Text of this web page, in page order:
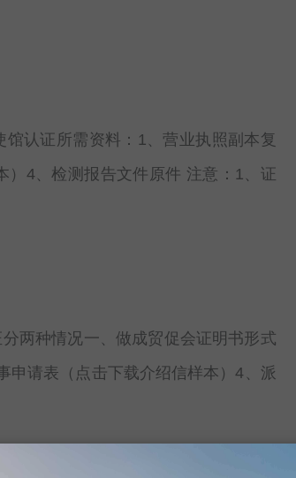
认证所需资料：1、营业执照副本复
）4、检测报告文件原件 注意：1、证
两种情况一、做成贸促会证明书形式
申请表（点击下载介绍信样本）4、派